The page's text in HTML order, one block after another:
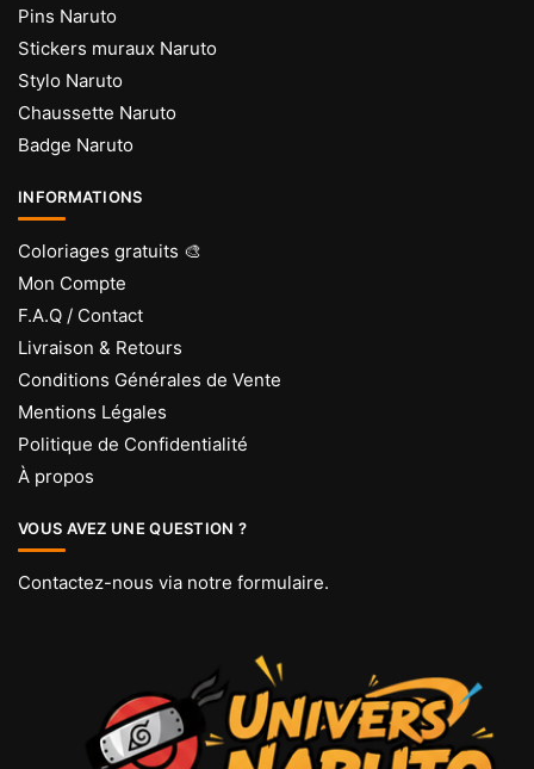
Pins Naruto
Stickers muraux Naruto
Stylo Naruto
Chaussette Naruto
Badge Naruto
INFORMATIONS
Coloriages gratuits 🎨
Mon Compte
F.A.Q / Contact
Livraison & Retours
Conditions Générales de Vente
Mentions Légales
Politique de Confidentialité
À propos
VOUS AVEZ UNE QUESTION ?
Contactez-nous via notre formulaire.